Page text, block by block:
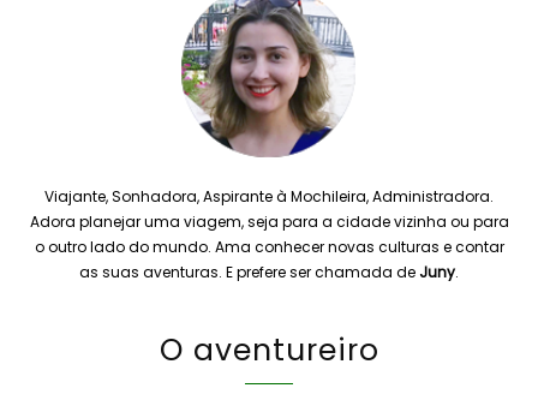
Viajante, Sonhadora, Aspirante à Mochileira, Administradora.
Adora planejar uma viagem, seja para a cidade vizinha ou para
o outro lado do mundo. Ama conhecer novas culturas e contar
as suas aventuras. E prefere ser chamada de Juny.
O aventureiro